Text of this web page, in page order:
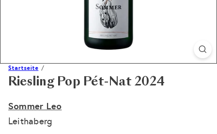
Startseite
Riesling Pop Pét-Nat 2024
Sommer Leo
Leithaberg